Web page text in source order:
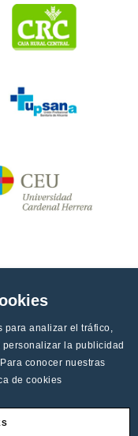
para analizar el tráfico,
la publicidad
conocer nuestras
de cookies